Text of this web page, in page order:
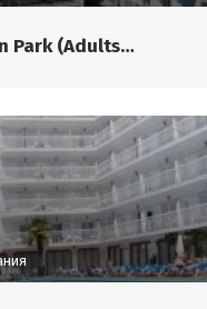
Park (Adults